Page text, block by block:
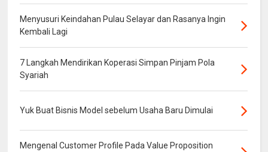
Menyusuri Keindahan Pulau Selayar dan Rasanya Ingin
Kembali Lagi
7 Langkah Mendirikan Koperasi Simpan Pinjam Pola
Syariah
Yuk Buat Bisnis Model sebelum Usaha Baru Dimulai
Mengenal Customer Profile Pada Value Proposition